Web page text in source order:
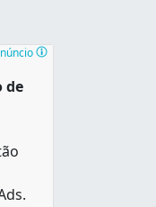
Cerrado”. É a
orçamento
de